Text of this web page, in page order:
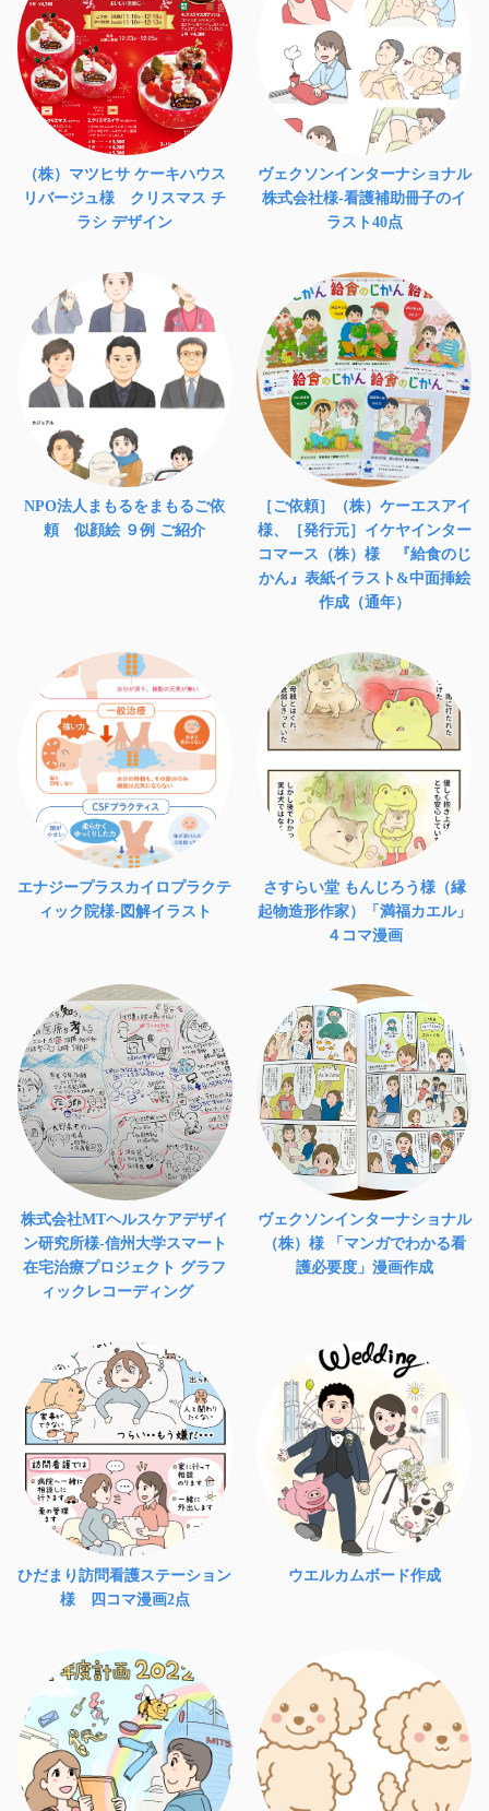
（株）マツヒサ ケーキハウス
リバージュ様 クリスマス チ
ラシ デザイン
ヴェクソンインターナショナル
株式会社様-看護補助冊子のイ
ラスト40点
NPO法人まもるをまもるご依
頼 似顔絵 ９例 ご紹介
［ご依頼］（株）ケーエスアイ
様、［発行元］イケヤインター
コマース（株）様 『給食のじ
かん』表紙イラスト&中面挿絵
作成（通年）
エナジープラスカイロプラクテ
ィック院様-図解イラスト
さすらい堂 もんじろう様（縁
起物造形作家）「満福カエル」
４コマ漫画
株式会社MTヘルスケアデザイ
ン研究所様-信州大学スマート
在宅治療プロジェクト グラフ
ィックレコーディング
ヴェクソンインターナショナル
（株）様 「マンガでわかる看
護必要度」漫画作成
ひだまり訪問看護ステーション
様 四コマ漫画2点
ウエルカムボード作成